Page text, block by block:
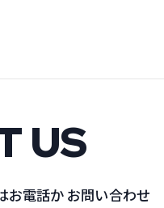
US
お電話かお問い合わせ